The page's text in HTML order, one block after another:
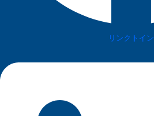
リンクトイン